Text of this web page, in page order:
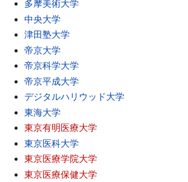
多摩美術大学
中央大学
津田塾大学
帝京大学
帝京科学大学
帝京平成大学
デジタルハリウッド大学
東海大学
東京有明医療大学
東京医科大学
東京医療学院大学
東京医療保健大学